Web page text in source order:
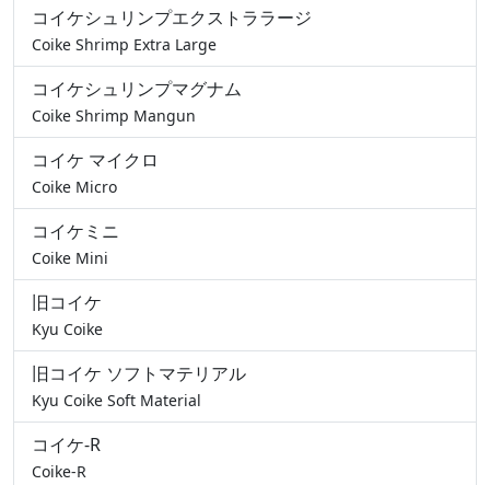
コイケシュリンプエクストララージ
Coike Shrimp Extra Large
コイケシュリンプマグナム
Coike Shrimp Mangun
コイケ マイクロ
Coike Micro
コイケミニ
Coike Mini
旧コイケ
Kyu Coike
旧コイケ ソフトマテリアル
Kyu Coike Soft Material
コイケ-R
Coike-R